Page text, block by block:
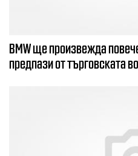
BMW ще произвежда
предпази от търговската